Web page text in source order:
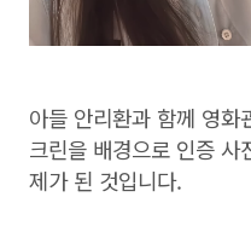
아들 안리환과 함께 영
크린을 배경으로 인증
제가 된 것입니다.